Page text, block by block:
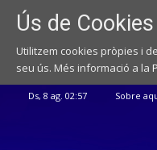
Ús de Cookies
Utilitzem cookies pròpies i
seu ús. Més informació a la
Ds, 8 ag. 02:57 Sobre